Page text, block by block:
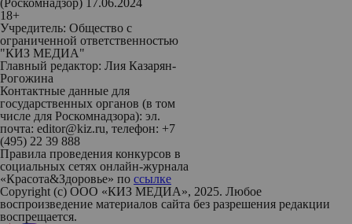
18+
Учредитель: Общество с
ограниченной ответственностью
"КИЗ МЕДИА"
Главный редактор: Лия Казарян-
Рогожина
Контактные данные для
государственных органов (в том
числе для Роскомнадзора): эл.
почта: editor@kiz.ru, телефон: +7
(495) 22 39 888
Правила проведения конкурсов в
социальных сетях онлайн-журнала
«Красота&Здоровье» по ссылке
Copyright (с) ООО «КИЗ МЕДИА», 2025. Любое
воспроизведение материалов сайта без разрешения редакции
воспрещается.